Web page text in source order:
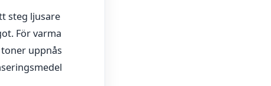
steg ljusare
För varma
uppnås